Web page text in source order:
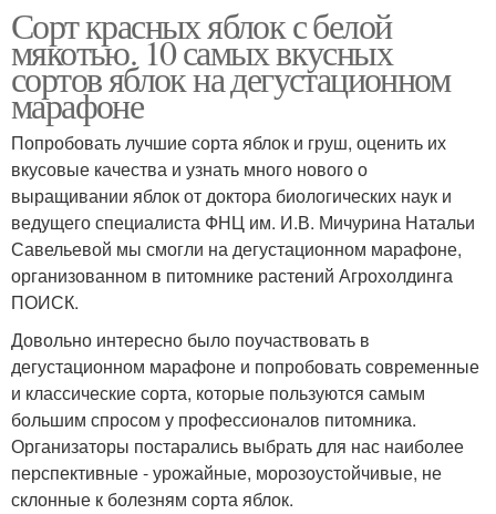
Сорт красных яблок с белой
мякотью. 10 самых вкусных
сортов яблок на дегустационном
марафоне
Попробовать лучшие сорта яблок и груш, оценить их
вкусовые качества и узнать много нового о
выращивании яблок от доктора биологических наук и
ведущего специалиста ФНЦ им. И.В. Мичурина Натальи
Савельевой мы смогли на дегустационном марафоне,
организованном в питомнике растений Агрохолдинга
ПОИСК.
Довольно интересно было поучаствовать в
дегустационном марафоне и попробовать современные
и классические сорта, которые пользуются самым
большим спросом у профессионалов питомника.
Организаторы постарались выбрать для нас наиболее
перспективные - урожайные, морозоустойчивые, не
склонные к болезням сорта яблок.